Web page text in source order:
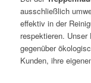
ausschließlich
effektiv in der
respektieren. Unser
gegenüber
Kunden, ihre